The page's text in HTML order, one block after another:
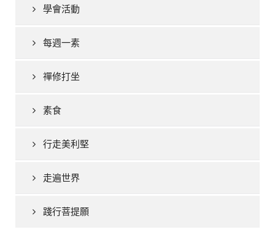
學會活動
每週一素
禪修打坐
素食
行走美利堅
走遍世界
踐行菩提願